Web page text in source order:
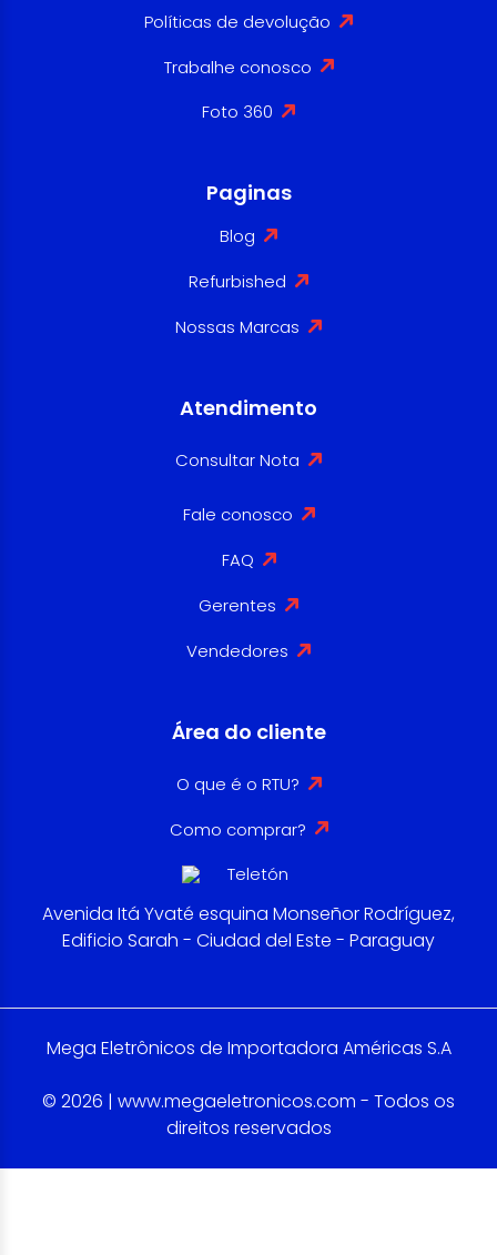
Políticas de devolução
Trabalhe conosco
Foto 360
Paginas
Blog
Refurbished
Nossas Marcas
Atendimento
Consultar Nota
Fale conosco
FAQ
Gerentes
Vendedores
Área do cliente
O que é o RTU?
Como comprar?
Avenida Itá Yvaté esquina Monseñor Rodríguez,
Edificio Sarah - Ciudad del Este - Paraguay
Mega Eletrônicos de Importadora Américas S.A
© 2026 | www.megaeletronicos.com - Todos os
direitos reservados